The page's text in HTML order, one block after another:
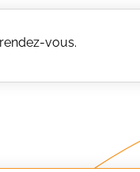
vous.